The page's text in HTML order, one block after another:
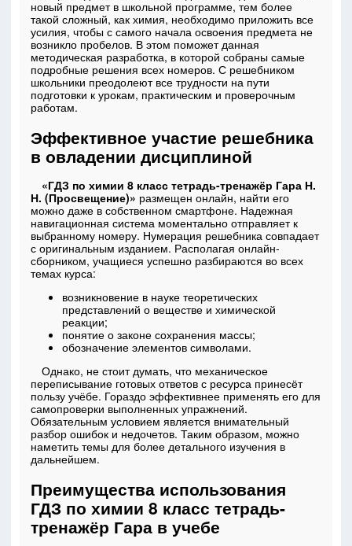
новый предмет в школьной программе, тем более
такой сложный, как химия, необходимо приложить все
усилия, чтобы с самого начала освоения предмета не
возникло пробелов. В этом поможет данная
методическая разработка, в которой собраны самые
подробные решения всех номеров. С решебником
школьники преодолеют все трудности на пути
подготовки к урокам, практическим и проверочным
работам.
Эффективное участие решебника
в овладении дисциплиной
«ГДЗ по химии 8 класс тетрадь-тренажёр Гара Н.
Н. (Просвещение)» размещен онлайн, найти его
можно даже в собственном смартфоне. Надежная
навигационная система моментально отправляет к
выбранному номеру. Нумерация решебника совпадает
с оригинальным изданием. Располагая онлайн-
сборником, учащиеся успешно разбираются во всех
темах курса:
возникновение в науке теоретических
представлений о веществе и химической
реакции;
понятие о законе сохранения массы;
обозначение элементов символами.
Однако, не стоит думать, что механическое
переписывание готовых ответов с ресурса принесёт
пользу учёбе. Гораздо эффективнее применять его для
самопроверки выполненных упражнений.
Обязательным условием является внимательный
разбор ошибок и недочетов. Таким образом, можно
наметить темы для более детального изучения в
дальнейшем.
Преимущества использования
ГДЗ по химии 8 класс тетрадь-
тренажёр Гара в учебе